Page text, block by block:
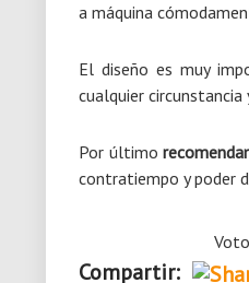
a máquina
El diseño es muy
cualquier circunstancia
Por último
contratiempo y poder
Compartir: